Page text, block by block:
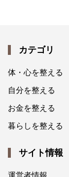
カテゴリ
体・心を整える
自分を整える
お金を整える
暮らしを整える
サイト情報
運営者情報